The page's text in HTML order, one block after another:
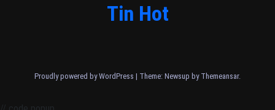
Tin Hot
Proudly powered by WordPress | Theme: Newsup by Themeansar.